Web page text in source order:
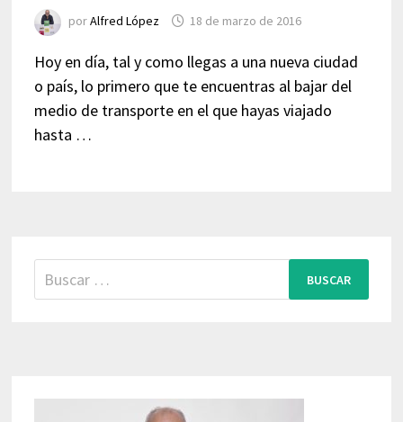
porAlfred López 18 de marzo de 2016
Hoy en día, tal y como llegas a una nueva ciudad
o país, lo primero que te encuentras al bajar del
medio de transporte en el que hayas viajado
hasta …
Buscar: